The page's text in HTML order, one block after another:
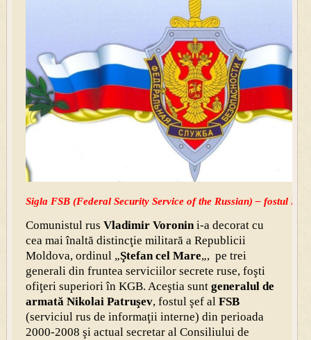
Sigla FSB (Federal Security Service of the Russian) – fostul
Comunistul rus Vladimir Voronini-a decorat cu
cea mai înaltă distincţie militară a Republicii
Moldova, ordinul „Ştefan cel Mare„, pe trei
generali din fruntea serviciilor secrete ruse, foşti
ofiţeri superiori în KGB. Aceştia sunt generalul de
armată Nikolai Patruşev, fostul şef al FSB
(serviciul rus de informaţii interne) din perioada
2000-2008 şi actual secretar al Consiliului de